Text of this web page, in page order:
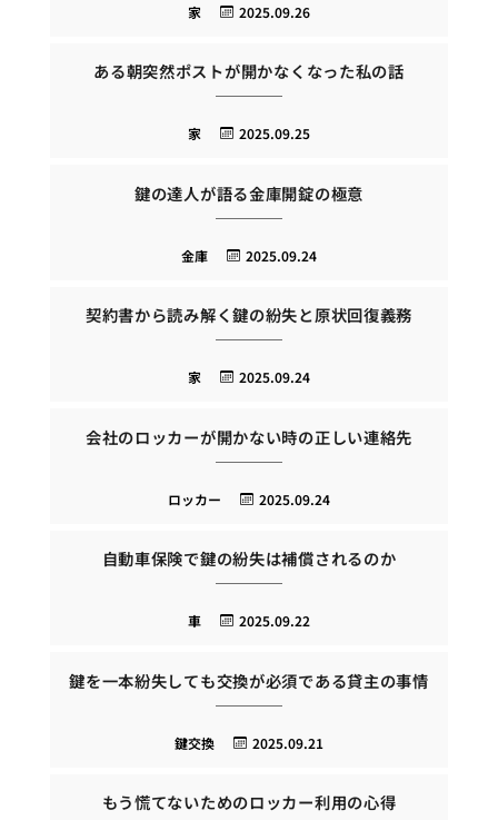
2025.09.26
家
ある朝突然ポストが開かなくなった私の話
2025.09.25
家
鍵の達人が語る金庫開錠の極意
2025.09.24
金庫
契約書から読み解く鍵の紛失と原状回復義務
2025.09.24
家
会社のロッカーが開かない時の正しい連絡先
2025.09.24
ロッカー
自動車保険で鍵の紛失は補償されるのか
2025.09.22
車
鍵を一本紛失しても交換が必須である貸主の事情
2025.09.21
鍵交換
もう慌てないためのロッカー利用の心得